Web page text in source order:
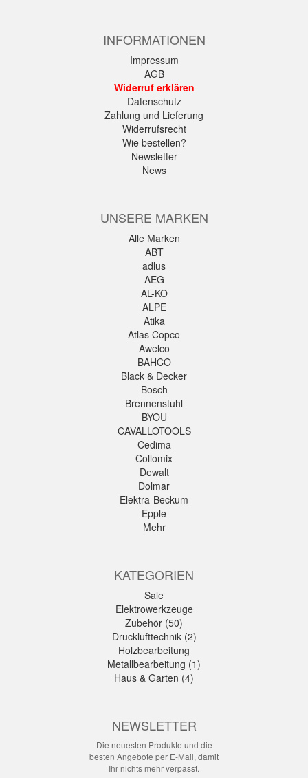
INFORMATIONEN
Impressum
AGB
Widerruf erklären
Datenschutz
Zahlung und Lieferung
Widerrufsrecht
Wie bestellen?
Newsletter
News
UNSERE MARKEN
Alle Marken
ABT
adlus
AEG
AL-KO
ALPE
Atika
Atlas Copco
Awelco
BAHCO
Black & Decker
Bosch
Brennenstuhl
BYOU
CAVALLOTOOLS
Cedima
Collomix
Dewalt
Dolmar
Elektra-Beckum
Epple
Mehr
KATEGORIEN
Sale
Elektrowerkzeuge
Zubehör (50)
Drucklufttechnik (2)
Holzbearbeitung
Metallbearbeitung (1)
Haus & Garten (4)
NEWSLETTER
Die neuesten Produkte und die
besten Angebote per E-Mail, damit
Ihr nichts mehr verpasst.